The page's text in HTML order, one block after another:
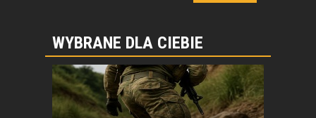
WYBRANE DLA CIEBIE